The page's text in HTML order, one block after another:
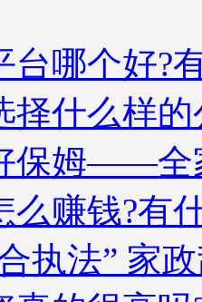
台哪个好?
择什么样
保姆——全
么赚钱?有
执法” 家